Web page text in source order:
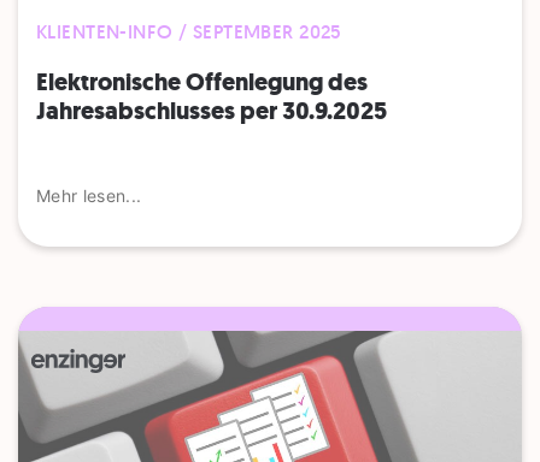
KLIENTEN-INFO / SEPTEMBER 2025
Elektronische Offenlegung des
Jahresabschlusses per 30.9.2025
Mehr lesen...